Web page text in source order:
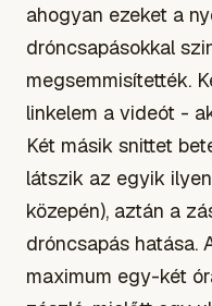
ahogyan ezeket a
dróncsapásokkal
megsemmisítették.
linkelem a videót -
Két másik snittet
látszik az egyik
közepén), aztán a
dróncsapás hatása.
maximum egy-két